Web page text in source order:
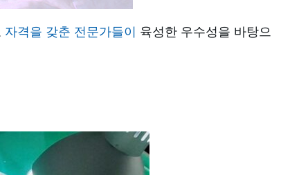
자격을 갖춘 전문가들이 육성한 우수성을 바탕으